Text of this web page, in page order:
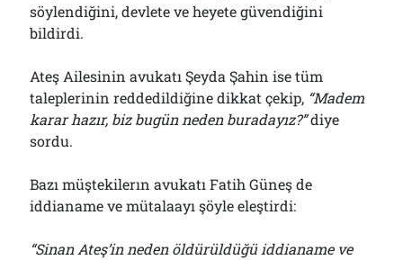
söylendiğini, devlete ve heyete güvendiğini
bildirdi.
Ateş Ailesinin avukatı Şeyda Şahin ise tüm
taleplerinin reddedildiğine dikkat çekip, “Madem
karar hazır, biz bugün neden buradayız?”diye
sordu.
Bazı müştekilerın avukatı Fatih Güneş de
iddianame ve mütalaayı şöyle eleştirdi:
“Sinan Ateş’in neden öldürüldüğü iddianame ve